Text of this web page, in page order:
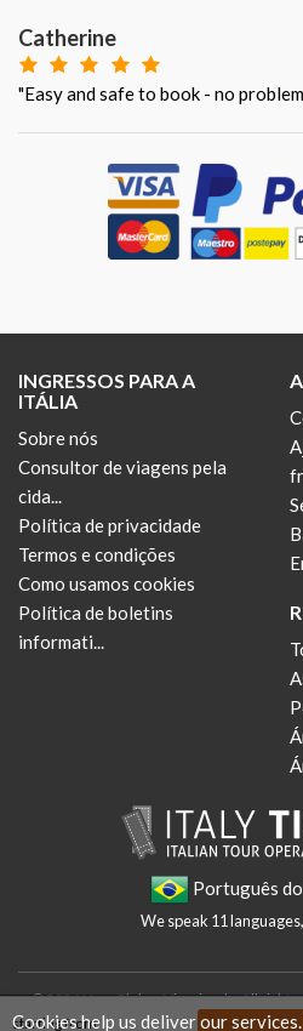
Catherine
"Easy and safe to book - no
starting from
INGRESSOS PARA A
ITÁLIA
Sobre nós
Consultor de viagens pela
cida...
Política de privacidade
Termos e condições
Como usamos cookies
Política de boletins
informati...
Cookies help us deliver our
Português
We speak 11
© 2026 New Globus Viaggi s.r.l. - All